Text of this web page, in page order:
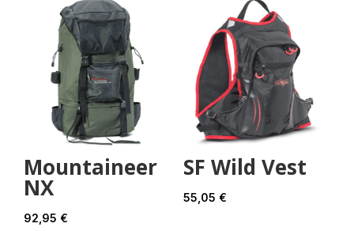
Mountaineer
NX
92,95 €
SF Wild Vest
55,05 €